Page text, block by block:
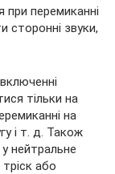
при перемиканні
сторонні звуки,
тільки на
на
і т. д. Також
нейтральне
або